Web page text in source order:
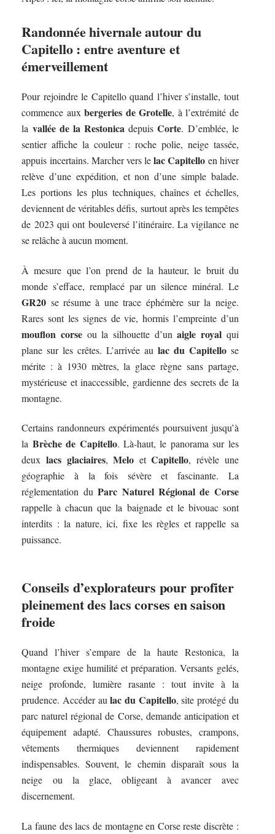
Randonnée hivernale autour du
Capitello : entre aventure et
émerveillement
Pour rejoindre le Capitello quand l’hiver s’installe, tout
commence auxbergeries de Grotelle, à l’extrémité de
la vallée de la Restonica depuisCorte. D’emblée, le
sentier affiche la couleur : roche polie, neige tassée,
appuis incertains. Marcher vers lelac Capitello en hiver
relève d’une expédition, et non d’une simple balade.
Les portions les plus techniques, chaînes et échelles,
deviennent de véritables défis, surtout après les tempêtes
de 2023 qui ont bouleversé l’itinéraire. La vigilance ne
se relâche à aucun moment.
À mesure que l’on prend de la hauteur, le bruit du
monde s’efface, remplacé par un silence minéral. Le
GR20 se résume à une trace éphémère sur la neige.
Rares sont les signes de vie, hormis l’empreinte d’un
mouflon corse ou la silhouette d’unaigle royal qui
plane sur les crêtes. L’arrivée au lac du Capitellose
mérite : à 1930 mètres, la glace règne sans partage,
mystérieuse et inaccessible, gardienne des secrets de la
montagne.
Certains randonneurs expérimentés poursuivent jusqu’à
la Brèche de Capitello. Là-haut, le panorama sur les
deux lacs glaciaires,Melo etCapitello, révèle une
géographie à la fois sévère et fascinante. La
réglementation duParc Naturel Régional de Corse
rappelle à chacun que la baignade et le bivouac sont
interdits : la nature, ici, fixe les règles et rappelle sa
puissance.
Conseils d’explorateurs pour profiter
pleinement des lacs corses en saison
froide
Quand l’hiver s’empare de la haute Restonica, la
montagne exige humilité et préparation. Versants gelés,
neige profonde, lumière rasante : tout invite à la
prudence. Accéder aulac du Capitello, site protégé du
parc naturel régional de Corse, demande anticipation et
équipement adapté. Chaussures robustes, crampons,
vêtements thermiques deviennent rapidement
indispensables. Souvent, le chemin disparaît sous la
neige ou la glace, obligeant à avancer avec
discernement.
La faune des lacs de montagne en Corse reste discrète :